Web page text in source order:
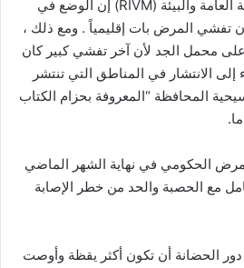
يقول المعهد الوطني للصحة العامة والبيئة (RIVM) إن الوضع في
تفشي المرض بات إقليمياً . ومع ذلك ،
محمل الجد لأن آخر تفشي كبير كان
إلى الانتشار في المناطق التي تنتشر
المحافظة “المعروفة بحزام الكتاب
الحكومي في نهاية الشهر الماضي
مع الحصبة والحد من خطر الإصابة
الحضانة أن تكون أكثر يقظة وأوصت